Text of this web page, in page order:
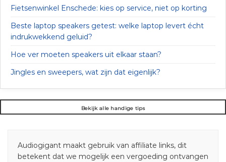
Fietsenwinkel Enschede: kies op service, niet op korting
Beste laptop speakers getest: welke laptop levert écht
indrukwekkend geluid?
Hoe ver moeten speakers uit elkaar staan?
Jingles en sweepers, wat zijn dat eigenlijk?
Bekijk alle handige tips
Audiogigant maakt gebruik van affiliate links, dit
betekent dat we mogelijk een vergoeding ontvangen